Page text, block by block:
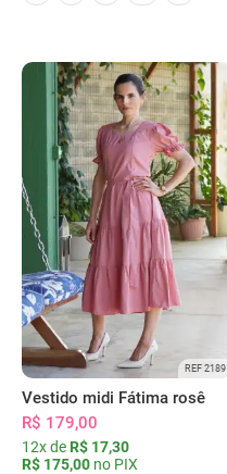
REF 2189
Vestido midi Fátima rosê
R$ 179,00
12x de R$ 17,30
R$ 175,00 no PIX